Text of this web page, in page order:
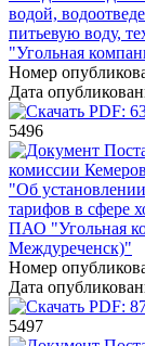
водой,
питьевую воду,
"Угольная
Номер
Дата
PDF:
5496
комиссии
"Об
тарифов в сфере
ПАО "Угольная
Междуреченск)"
Номер
Дата
PDF:
5497